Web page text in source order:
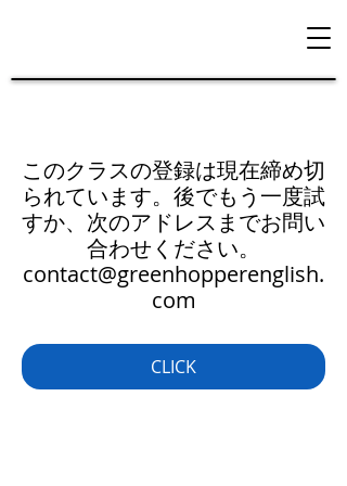
このクラスの登録は現在締め切
られています。後でもう一度試
すか、次のアドレスまでお問い
合わせください。
contact@greenhopperenglish.
com
CLICK